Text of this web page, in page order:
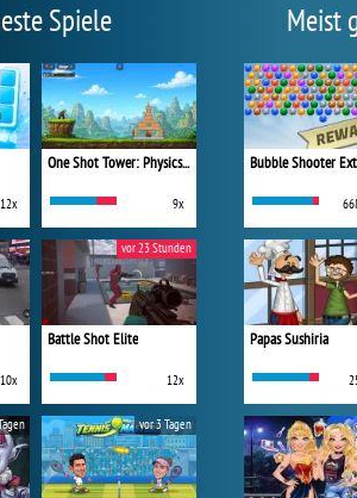
Spiele
12x
One Shot Tower: Physics Destroyer
9x
10x
Battle Shot Elite
12x
vor 23 Stunden
vor 3 Tagen
Meist
Bubble Shooter
Papas Sushiria